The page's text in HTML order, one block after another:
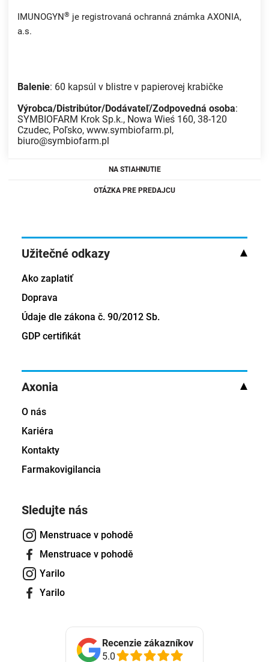
IMUNOGYN ® je registrovaná ochranná známka AXONIA,
a.s.
Balenie: 60 kapsúl v blistre v papierovej krabičke
Výrobca/Distribútor/Dodávateľ/Zodpovedná osoba:
SYMBIOFARM Krok Sp.k., Nowa Wieś 160, 38-120
Czudec, Poľsko, www.symbiofarm.pl,
biuro@symbiofarm.pl
NA STIAHNUTIE
OTÁZKA PRE PREDAJCU
Axonia
O nás
Kariéra
Kontakty
Farmakovigilancia
Užitečné odkazy
Ako zaplatiť
Doprava
Údaje dle zákona č. 90/2012 Sb.
GDP certifikát
Sledujte nás
Menstruace v pohodě
Menstruace v pohodě
Yarilo
Yarilo
Recenzie zákazníkov
5.0